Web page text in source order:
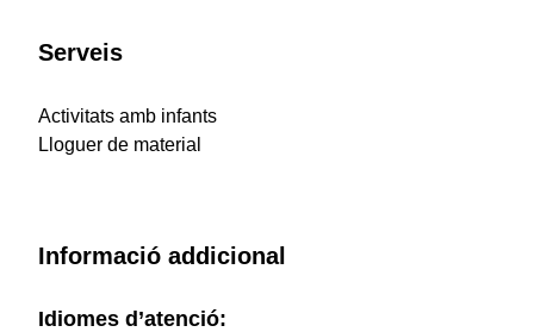
Serveis
Activitats amb infants
Lloguer de material
Informació addicional
Idiomes d’atenció: